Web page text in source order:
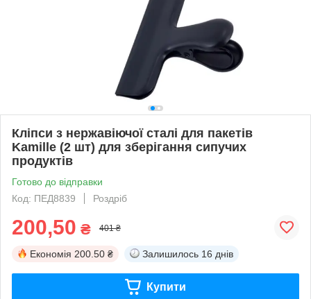
Кліпси з нержавіючої сталі для пакетів
Kamille (2 шт) для зберігання сипучих
продуктів
Готово до відправки
Код: ПЕД8839
Роздріб
200,50 ₴ 401 ₴
Економія 200.50 ₴ Залишилось 16 днів
Купити